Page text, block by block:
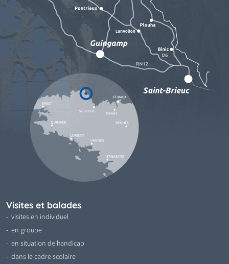
Visites et balades
visites en individuel
en groupe
en situation de handicap
dans le cadre scolaire